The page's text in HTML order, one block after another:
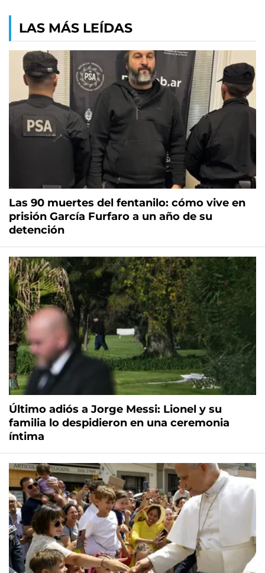
LAS MÁS LEÍDAS
Las 90 muertes del fentanilo: cómo vive en
prisión García Furfaro a un año de su
detención
Último adiós a Jorge Messi: Lionel y su
familia lo despidieron en una ceremonia
íntima